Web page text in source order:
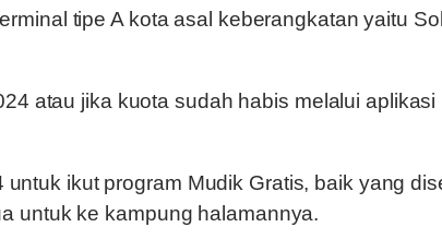
tipe A kota asal keberangkatan yaitu
atau jika kuota sudah habis melalui
ikut program Mudik Gratis, baik yang
untuk ke kampung halamannya.